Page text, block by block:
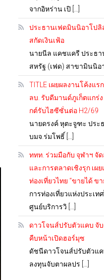
จากอิหร่าน เปิ […]
ประธานเฟดมินนิอาโป
สกัดเงินเฟ้อ
นายนีล แคชแครี ประธา
สหรัฐ (เฟด) สาขามินนิอา
TITLE เผยผลงานโค้งแร
ลบ. รับดีมานด์ภูเก็ตแกร่
กต์รับไฮซีซั่นต่อ H2/69
นายดรงค์ หุตะจูฑะ ประ
บมจ.ร่มโพธิ์ […]
ททท. ร่วมมือกับ จุฬาฯ จั
และการตลาดเชิงรุก เผ
ท่องเที่ยวไทย “ขายได้ ข
การท่องเที่ยวแห่งประเท
ศูนย์บริการวิ […]
ดาวโจนส์ปรับตัวแคบ จับ
คืบหน้าเปิดฮอร์มุซ
ดัชนีดาวโจนส์ปรับตัวแ
ลงทุนจับตาผลปร […]